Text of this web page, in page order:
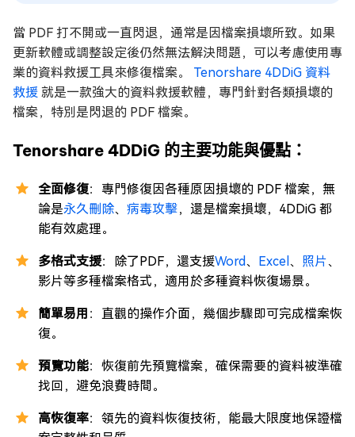
當 PDF 打不開或一直閃退，通常是因檔案損壞所致。如果
更新軟體或調整設定後仍然無法解決問題，可以考慮使用專
業的資料救援工具來修復檔案。 Tenorshare 4DDiG 資料
救援 就是一款強大的資料救援軟體，專門針對各類損壞的
檔案，特別是閃退的 PDF 檔案。
Tenorshare 4DDiG 的主要功能與優點：
全面修復：專門修復因各種原因損壞的 PDF 檔案，無
論是永久刪除、 病毒攻擊，還是檔案損壞，4DDiG 都
能有效處理。
多格式支援：除了PDF，還支援Word、 Excel 、 照片、
影片等多種檔案格式，適用於多種資料恢復場景。
簡單易用 ：直觀的操作介面，幾個步驟即可完成檔案恢
復。
預覽功能：恢復前先預覽檔案，確保需要的資料被準確
找回，避免浪費時間。
高恢復率：領先的資料恢復技術，能最大限度地保證檔